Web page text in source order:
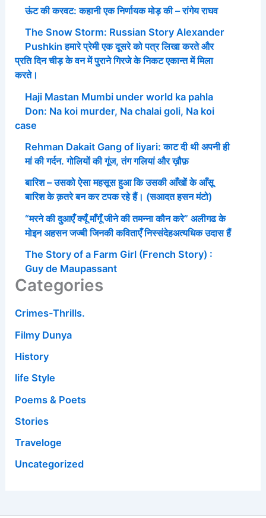
ऊंट की करवट: कहानी एक निर्णायक मोड़ की – रांगेय राघव
The Snow Storm: Russian Story Alexander
Pushkin हमारे प्रेमी एक दूसरे को पत्र लिखा करते और
प्रति दिन चीड़ के वन में पुराने गिरजे के निकट एकान्त में मिला
करते।
Haji Mastan Mumbi under world ka pahla
Don: Na koi murder, Na chalai goli, Na koi
case
Rehman Dakait Gang of liyari: काट दी थी अपनी ही
मां की गर्दन. गोलियों की गूंज, तंग गलियां और ख़ौफ़
बारिश – उसको ऐसा महसूस हुआ कि उसकी आँखों के आँसू
बारिश के क़तरे बन कर टपक रहे हैं। (सआदत हसन मंटो)
“मरने की दुआएँ क्यूँ माँगूँ जीने की तमन्ना कौन करे” अलीगढ के
मोइन अहसन जज्बी जिनकी कविताएँ निस्संदेहअत्यधिक उदास हैं
The Story of a Farm Girl (French Story) :
Guy de Maupassant
Categories
Crimes-Thrills.
Filmy Dunya
History
life Style
Poems & Poets
Stories
Traveloge
Uncategorized